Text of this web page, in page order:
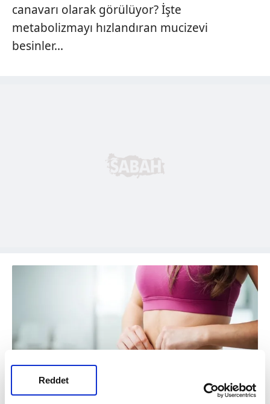
Reddet
canavarı olarak görülüyor? İşte
metabolizmayı hızlandıran mucizevi
besinler...